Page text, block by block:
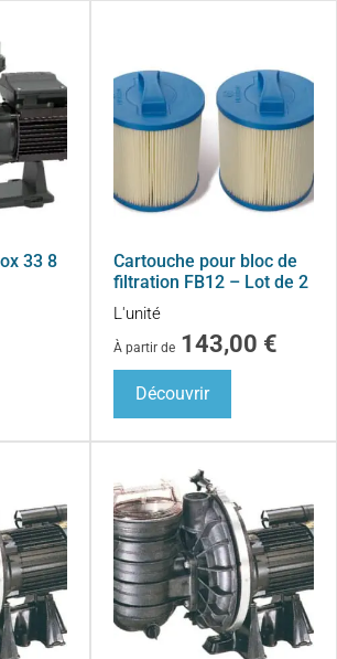
33 8
Cartouche pour bloc de
filtration FB12 – Lot de 2
L'unité
À partir de 143,00 €
Découvrir